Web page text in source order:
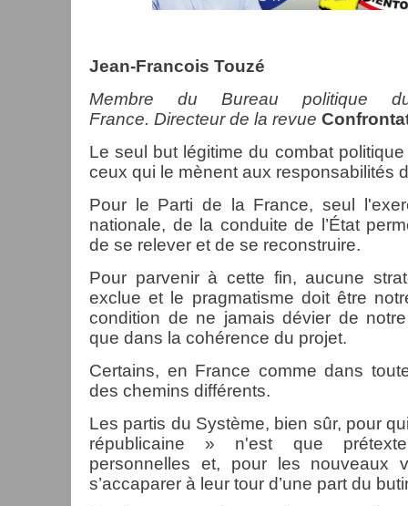
Jean-Francois Touzé
Membre du Bureau politique
France. Directeur de la revue
Le seul but légitime du combat
ceux qui le mènent aux responsabilités
Pour le Parti de la France, seul
nationale, de la conduite de l’État
de se relever et de se reconstruire.
Pour parvenir à cette fin, aucune
exclue et le pragmatisme doit être
condition de ne jamais dévier de
que dans la cohérence du projet.
Certains, en France comme dans
des chemins différents.
Les partis du Système, bien sûr, pour
républicaine » n'est que
personnelles et, pour les nouveaux
s’accaparer à leur tour d’une part du